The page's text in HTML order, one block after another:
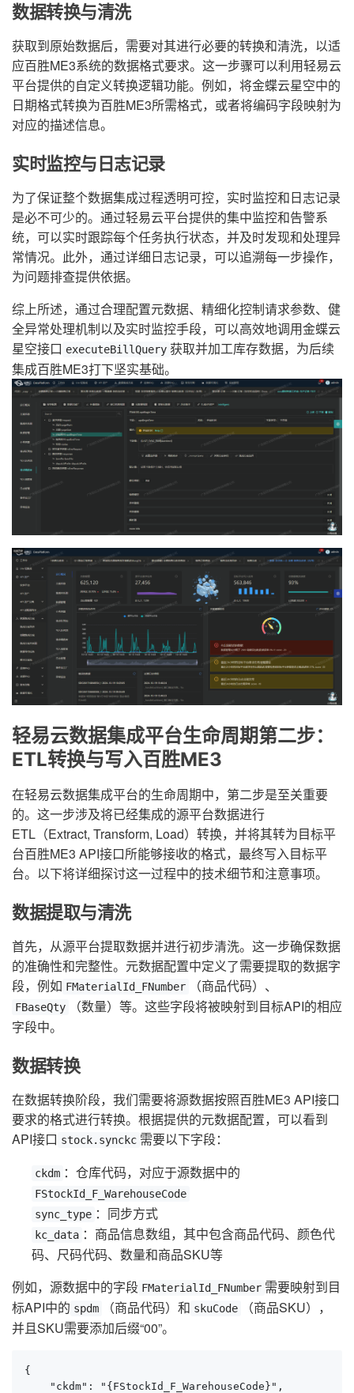
数据转换与清洗
获取到原始数据后，需要对其进行必要的转换和清洗，以适
应百胜ME3系统的数据格式要求。这一步骤可以利用轻易云
平台提供的自定义转换逻辑功能。例如，将金蝶云星空中的
日期格式转换为百胜ME3所需格式，或者将编码字段映射为
对应的描述信息。
实时监控与日志记录
为了保证整个数据集成过程透明可控，实时监控和日志记录
是必不可少的。通过轻易云平台提供的集中监控和告警系
统，可以实时跟踪每个任务执行状态，并及时发现和处理异
常情况。此外，通过详细日志记录，可以追溯每一步操作，
为问题排查提供依据。
综上所述，通过合理配置元数据、精细化控制请求参数、健
全异常处理机制以及实时监控手段，可以高效地调用金蝶云
星空接口 executeBillQuery 获取并加工库存数据，为后续
集成百胜ME3打下坚实基础。
轻易云数据集成平台生命周期第二步：
ETL转换与写入百胜ME3
在轻易云数据集成平台的生命周期中，第二步是至关重要
的。这一步涉及将已经集成的源平台数据进行
ETL（Extract, Transform, Load）转换，并将其转为目标平
台百胜ME3 API接口所能够接收的格式，最终写入目标平
台。以下将详细探讨这一过程中的技术细节和注意事项。
数据提取与清洗
首先，从源平台提取数据并进行初步清洗。这一步确保数据
的准确性和完整性。元数据配置中定义了需要提取的数据字
段，例如 FMaterialId_FNumber （商品代码）、
FBaseQty
（数量）等。这些字段将被映射到目标API的相应
字段中。
数据转换
在数据转换阶段，我们需要将源数据按照百胜ME3 API接口
要求的格式进行转换。根据提供的元数据配置，可以看到
API接口 stock.synckc 需要以下字段：
ckdm ：仓库代码，对应于源数据中的
FStockId_F_WarehouseCode
sync_type ：同步方式
kc_data ：商品信息数组，其中包含商品代码、颜色代
码、尺码代码、数量和商品SKU等
例如，源数据中的字段 FMaterialId_FNumber 需要映射到目
标API中的 spdm （商品代码）和 skuCode
（商品SKU），
并且SKU需要添加后缀“00”。
{
    "ckdm": "{FStockId_F_WarehouseCode}",